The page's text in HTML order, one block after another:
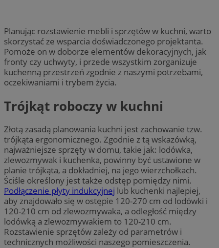
Planując rozstawienie mebli i sprzętów w kuchni, warto
skorzystać ze wsparcia doświadczonego projektanta.
Pomoże on w doborze elementów dekoracyjnych, jak
fronty czy uchwyty, i przede wszystkim zorganizuje
kuchenną przestrzeń zgodnie z naszymi potrzebami,
oczekiwaniami i trybem życia.
Trójkąt roboczy w kuchni
Złotą zasadą planowania kuchni jest zachowanie tzw.
trójkąta ergonomicznego. Zgodnie z tą wskazówką,
najważniejsze sprzęty w domu, takie jak: lodówka,
zlewozmywak i kuchenka, powinny być ustawione w
planie trójkąta, a dokładniej, na jego wierzchołkach.
Ściśle określony jest także odstęp pomiędzy nimi.
Podłączenie płyty indukcyjnej lub kuchenki najlepiej,
aby znajdowało się w ostępie 120-270 cm od lodówki i
120-210 cm od zlewozmywaka, a odległość między
lodówką a zlewozmywakiem to 120-210 cm.
Rozstawienie sprzętów zależy od parametrów i
technicznych możliwości naszego pomieszczenia.